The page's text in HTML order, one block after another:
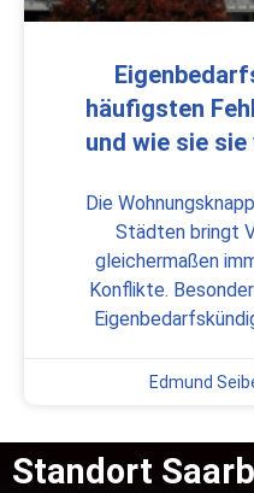
häufigsten
und wie sie
Die
Städten bringt
gleichermaßen
Konflikte.
Edmund
Standort